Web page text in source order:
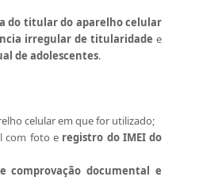
do titular do aparelho celular
irregular de titularidade e
de adolescentes.
celular em que for utilizado;
com foto e registro do IMEI do
comprovação documental e